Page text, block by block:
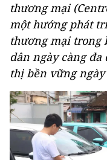
thương mại
một hướng phát
thương mại trong
dân ngày càng
thị bền vững ngày